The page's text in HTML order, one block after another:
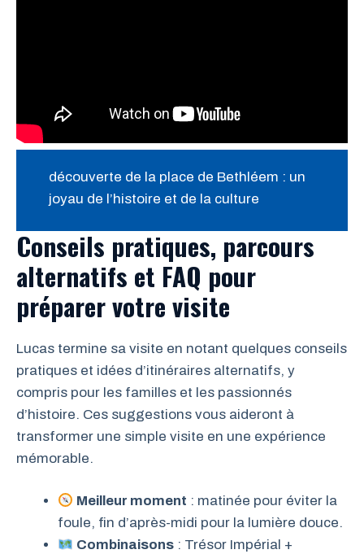
découverte de la place de Bethléem : un
joyau de l’histoire et de la culture
Conseils pratiques, parcours
alternatifs et FAQ pour
préparer votre visite
Lucas termine sa visite en notant quelques conseils
pratiques et idées d’itinéraires alternatifs, y
compris pour les familles et les passionnés
d’histoire. Ces suggestions vous aideront à
transformer une simple visite en une expérience
mémorable.
Meilleur moment : matinée pour éviter la
foule, fin d’après-midi pour la lumière douce.
Combinaisons : Trésor Impérial +